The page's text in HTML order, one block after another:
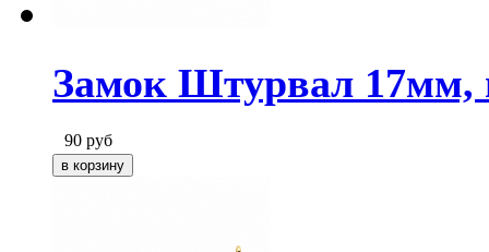
Замок Штурвал 17мм,
90 руб